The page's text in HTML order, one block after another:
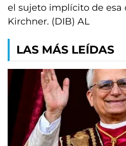
el sujeto implícito de esa
Kirchner. (DIB) AL
LAS MÁS LEÍDAS